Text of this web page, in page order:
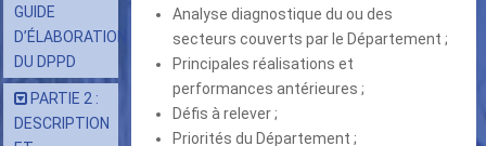
GUIDE
D’ÉLABORATION
DU DPPD
PARTIE 2 :
DESCRIPTION
Analyse diagnostique du ou des
secteurs couverts par le Département ;
Principales réalisations et
performances antérieures ;
Défis à relever ;
Priorités du Département ;